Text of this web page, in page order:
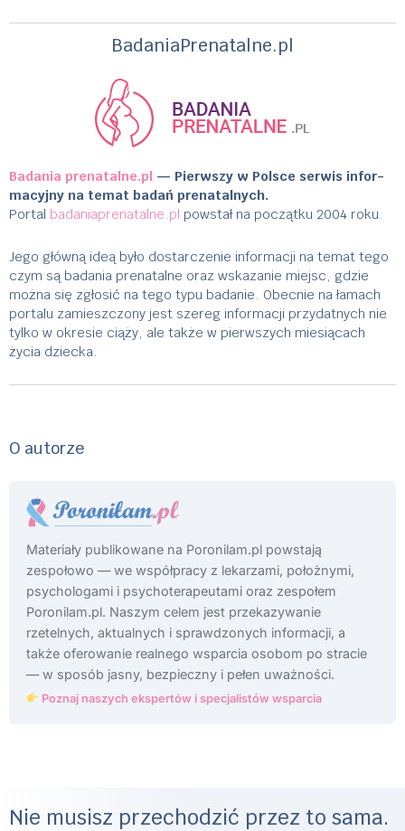
BadaniaPrenatalne.pl
Bada­nia prenatalne.pl — Pier­wszy w Polsce ser­wis infor­
ma­cyjny na temat badań pre­na­tal­nych.
Portal badaniaprenatalne.pl pow­stał na początku 2004 roku.
Jego główną ideą było dostar­cze­nie infor­ma­cji na temat tego
czym są bada­nia pre­na­talne oraz wskazanie miejsc, gdzie
można się zgłosić na tego typu badanie. Obec­nie na łamach
por­talu zamieszc­zony jest szereg infor­ma­cji przy­dat­nych nie
tylko w okre­sie ciąży, ale także w pier­wszych miesią­cach
życia dziecka.
O autorze
Materiały publikowane na Poronilam.pl powstają
zespołowo — we współpracy z lekarzami, położnymi,
psychologami i psychoterapeutami oraz zespołem
Poronilam.pl. Naszym celem jest przekazywanie
rzetelnych, aktualnych i sprawdzonych informacji, a
także oferowanie realnego wsparcia osobom po stracie
— w sposób jasny, bezpieczny i pełen uważności.
Poznaj naszych ekspertów i specjalistów wsparcia
Nie musisz przechodzić przez to sama.